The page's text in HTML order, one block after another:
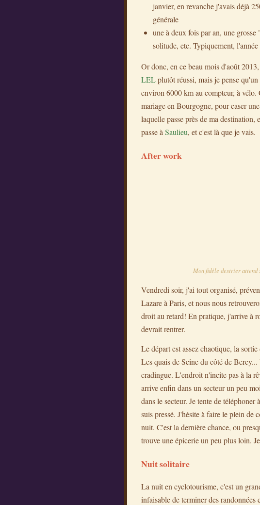
janvier, en revanche j'avais déjà
générale
une à deux fois par an, une
solitude, etc. Typiquement,
Or donc, en ce beau mois d'août
LELplutôt réussi, mais je pense
environ 6000 km au compteur, à
mariage en Bourgogne, pour caser
laquelle passe près de ma destination,
passe à Saulieu, et c'est là que je vais.
After work
Mon fidèle destrier attend
Vendredi soir, j'ai tout organisé,
Lazare à Paris, et nous nous
droit au retard! En pratique, j'arrive à
devrait rentrer.
Le départ est assez chaotique, la
Les quais de Seine du côté de
cradingue. L'endroit n'incite pas à la
arrive enfin dans un secteur un peu
dans le secteur. Je tente de téléphoner à
suis pressé. J'hésite à faire le plein de
nuit. C'est la dernière chance, ou
trouve une épicerie un peu plus loin.
Nuit solitaire
La nuit en cyclotourisme, c'est un
infaisable de terminer des randonnées